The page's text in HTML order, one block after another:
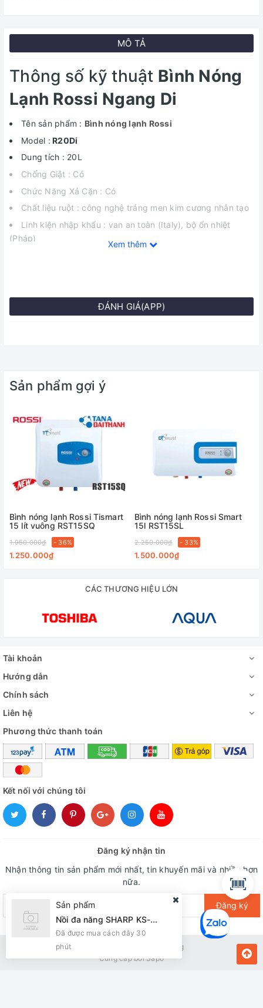
MÔ TẢ
Thông số kỹ thuật Bình Nóng
Lạnh Rossi Ngang Di
Tên sản phẩm : Bình nóng lạnh Rossi
Model : R20Di
Dung tích : 20L
Chống Giật : Có
Chức Năng Xả Cặn : Có
Chất liệu ruột : công nghệ tráng men kim cương nhân tạo
Linh kiện nhập khẩu : van an toàn (Italy), bộ ổn nhiệt
(Pháp)
mức tiết kiệm điện năng tối đa. Với ruột bình được tráng men
kim cương nhân tạo giúp tiết kiệm điện tối đa và an toàn cho
Xem thêm
ĐÁNH GIÁ(APP)
Sản phẩm gợi ý
Bình nóng lạnh Rossi Tismart
15 lít vuông RST15SQ
1.950.000₫ - 36%
1.250.000₫
Bình nóng lạnh Rossi Smart
15l RST15SL
2.250.000₫ - 33%
1.500.000₫
CÁC THƯƠNG HIỆU LỚN
Tài khoản
Hướng dẫn
Chính sách
Liên hệ
Phương thức thanh toán
Kết nối với chúng tôi
Đăng ký nhận tin
Nhận thông tin sản phẩm mới nhất, tin khuyến mãi và nhiều hơn
nữa.
Đăng ký
Bản quyền thuộc về Kiến Vàng
Cung cấp bởiSapo
Sản phẩm
Nồi đa năng SHARP KS-216S Nắp Dời lòng INOX 6L
Đã được mua cách đây 30
phút